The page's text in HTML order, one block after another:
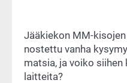
Jääkiekon MM-
nostettu vanha
matsia, ja voiko
laitteita?